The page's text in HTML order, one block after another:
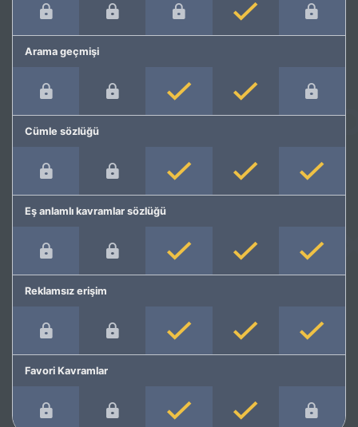
Arama geçmişi
Cümle sözlüğü
Eş anlamlı kavramlar sözlüğü
Reklamsız erişim
Favori Kavramlar